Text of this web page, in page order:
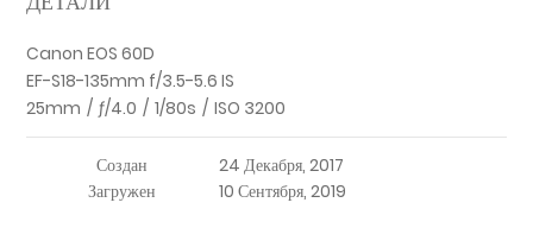
Canon EOS 60D
EF-S18-135mm f/3.5-5.6 IS
25mm / ƒ/4.0 / 1/80s / ISO 3200
Создан
24 Декабря, 2017
Загружен
10 Сентября, 2019